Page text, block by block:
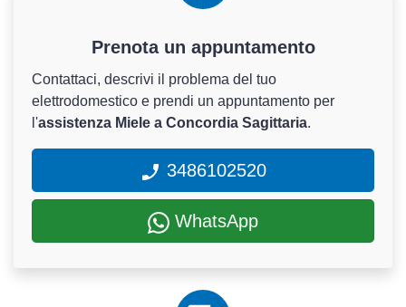
Prenota un appuntamento
Contattaci, descrivi il problema del tuo
elettrodomestico e prendi un appuntamento per
l'assistenza Miele a Concordia Sagittaria.
3486102520
WhatsApp